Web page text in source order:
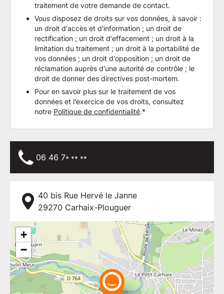
traitement de votre demande de contact.
Vous disposez de droits sur vos données, à savoir :
un droit d'accès et d'information ; un droit de
rectification ; un droit d'effacement ; un droit à la
limitation du traitement ; un droit à la portabilité de
vos données ; un droit d'opposition ; un droit de
réclamation auprès d'une autorité de contrôle ; le
droit de donner des directives post-mortem.
Pour en savoir plus sur le traitement de vos
données et l'exercice de vos droits, consultez
notre Politique de confidentialité.*
06 46 7* ** **
40 bis Rue Hervé le Janne
29270 Carhaix-Plouguer
+
−